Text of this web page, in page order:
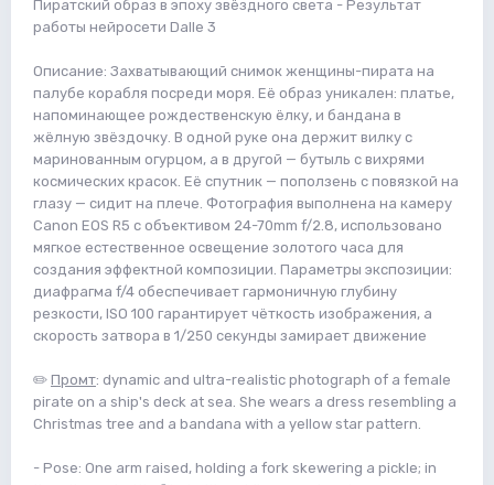
Пиратский образ в эпоху звёздного света - Результат
работы нейросети Dalle 3
Описание: Захватывающий снимок женщины-пирата на
палубе корабля посреди моря. Её образ уникален: платье,
напоминающее рождественскую ёлку, и бандана в
жёлную звёздочку. В одной руке она держит вилку с
маринованным огурцом, а в другой — бутыль с вихрями
космических красок. Её спутник — поползень с повязкой на
глазу — сидит на плече. Фотография выполнена на камеру
Canon EOS R5 с объективом 24-70mm f/2.8, использовано
мягкое естественное освещение золотого часа для
создания эффектной композиции. Параметры экспозиции:
диафрагма f/4 обеспечивает гармоничную глубину
резкости, ISO 100 гарантирует чёткость изображения, а
скорость затвора в 1/250 секунды замирает движение
✏️ Промт: dynamic and ultra-realistic photograph of a female
pirate on a ship's deck at sea. She wears a dress resembling a
Christmas tree and a bandana with a yellow star pattern.
- Pose: One arm raised, holding a fork skewering a pickle; in